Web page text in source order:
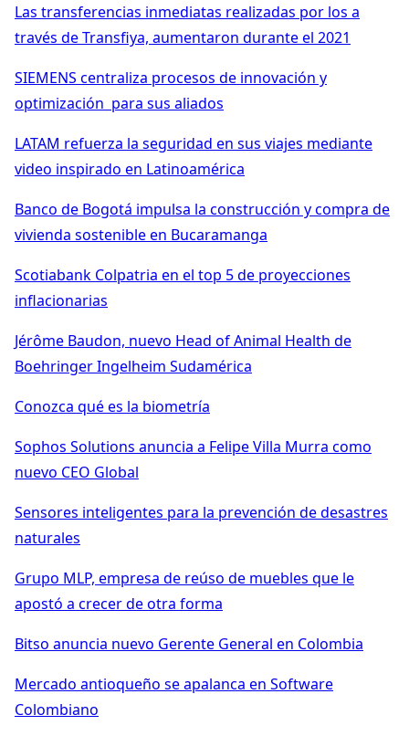
Las transferencias inmediatas realizadas por los a
través de Transfiya, aumentaron durante el 2021
SIEMENS centraliza procesos de innovación y
optimización para sus aliados
LATAM refuerza la seguridad en sus viajes mediante
video inspirado en Latinoamérica
Banco de Bogotá impulsa la construcción y compra de
vivienda sostenible en Bucaramanga
Scotiabank Colpatria en el top 5 de proyecciones
inflacionarias
Jérôme Baudon, nuevo Head of Animal Health de
Boehringer Ingelheim Sudamérica
Conozca qué es la biometría
Sophos Solutions anuncia a Felipe Villa Murra como
nuevo CEO Global
Sensores inteligentes para la prevención de desastres
naturales
Grupo MLP, empresa de reúso de muebles que le
apostó a crecer de otra forma
Bitso anuncia nuevo Gerente General en Colombia
Mercado antioqueño se apalanca en Software
Colombiano